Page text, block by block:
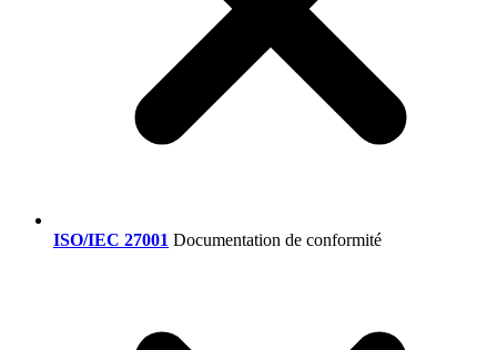
ISO/IEC 27001 Documentation de conformité